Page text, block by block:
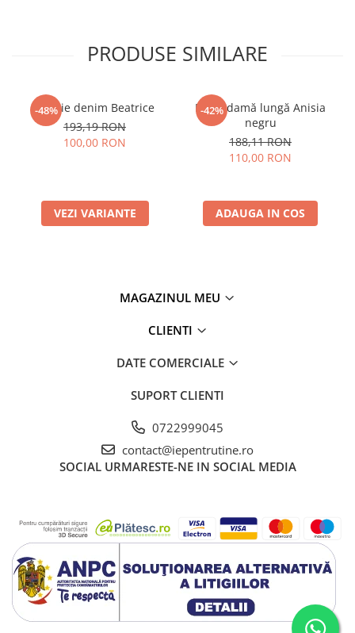
PRODUSE SIMILARE
-48%
Rochie denim Beatrice
193,19 RON
100,00 RON
VEZI VARIANTE
-42%
Fustă damă lungă Anisia
negru
188,11 RON
110,00 RON
ADAUGA IN COS
MAGAZINUL MEU
CLIENTI
DATE COMERCIALE
SUPORT CLIENTI
0722999045
contact@iepentrutine.ro
SOCIAL URMARESTE-NE IN SOCIAL MEDIA